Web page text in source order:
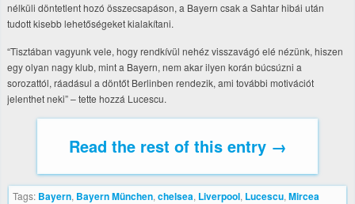
nélküli döntetlent hozó összecsapáson, a Bayern csak a Sahtar hibái után
tudott kisebb lehetőségeket kialakítani.
“Tisztában vagyunk vele, hogy rendkívül nehéz visszavágó elé nézünk, hiszen
egy olyan nagy klub, mint a Bayern, nem akar ilyen korán búcsúzni a
sorozattól, ráadásul a döntőt Berlinben rendezik, ami további motivációt
jelenthet neki” – tette hozzá Lucescu.
Read the rest of this entry →
Tags: Bayern, Bayern München, chelsea, Liverpool, Lucescu, Mircea